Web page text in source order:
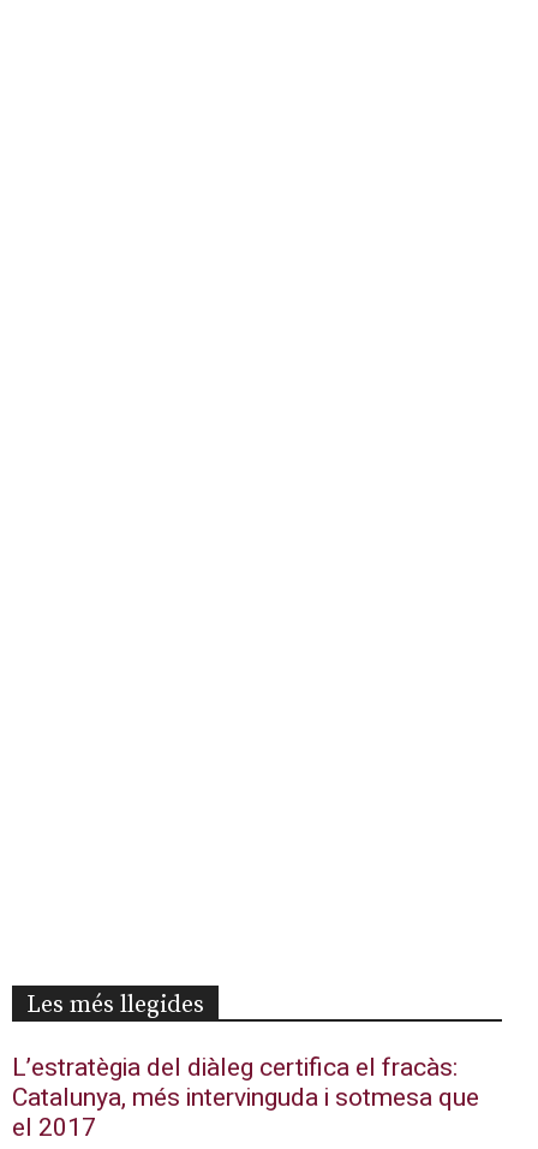
Les més llegides
L’estratègia del diàleg certifica el fracàs:
Catalunya, més intervinguda i sotmesa que
el 2017